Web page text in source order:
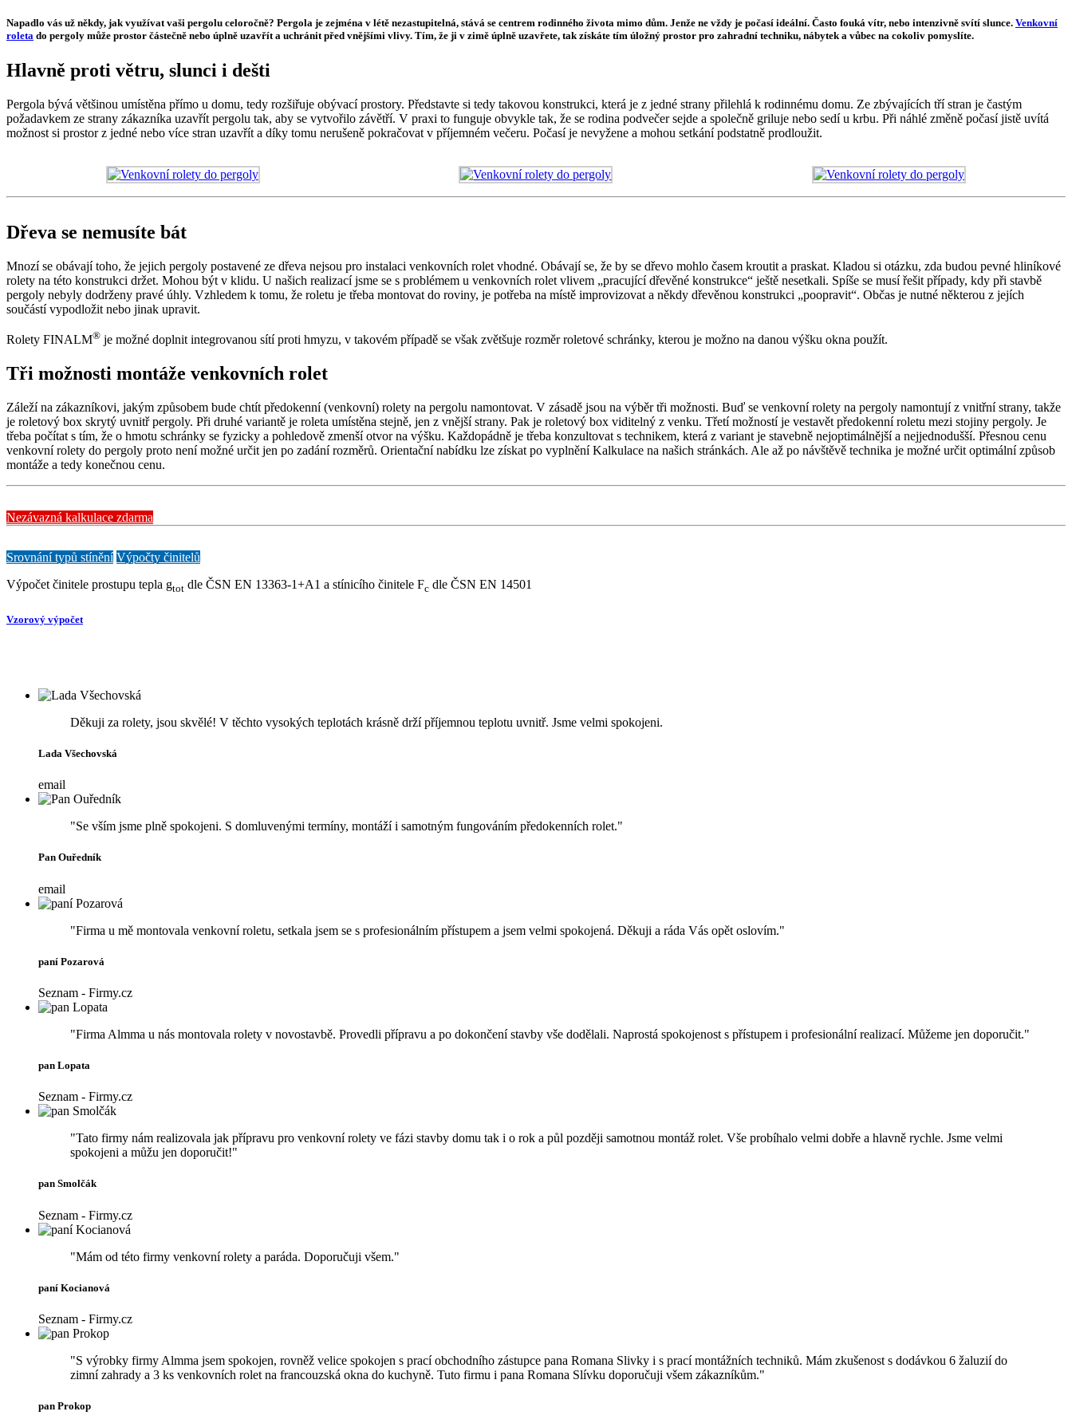
Napadlo vás už někdy, jak využívat vaši pergolu celoročně? Pergola je zejména v létě nezastupitelná, stává se centrem rodinného života mimo dům. Jenže ne vždy je počasí ideální. Často fouká vítr, nebo intenzivně svítí slunce. Venkovní
roleta do pergoly může prostor částečně nebo úplně uzavřít a uchránit před vnějšími vlivy. Tím, že ji v zimě úplně uzavřete, tak získáte tím úložný prostor pro zahradní techniku, nábytek a vůbec na cokoliv pomyslíte.
Hlavně proti větru, slunci i dešti
Pergola bývá většinou umístěna přímo u domu, tedy rozšiřuje obývací prostory. Představte si tedy takovou konstrukci, která je z jedné strany přilehlá k rodinnému domu. Ze zbývajících tří stran je častým
požadavkem ze strany zákazníka uzavřít pergolu tak, aby se vytvořilo závětří. V praxi to funguje obvykle tak, že se rodina podvečer sejde a společně griluje nebo sedí u krbu. Při náhlé změně počasí jistě uvítá
možnost si prostor z jedné nebo více stran uzavřít a díky tomu nerušeně pokračovat v příjemném večeru. Počasí je nevyžene a mohou setkání podstatně prodloužit.
Dřeva se nemusíte bát
Mnozí se obávají toho, že jejich pergoly postavené ze dřeva nejsou pro instalaci venkovních rolet vhodné. Obávají se, že by se dřevo mohlo časem kroutit a praskat. Kladou si otázku, zda budou pevné hliníkové
rolety na této konstrukci držet. Mohou být v klidu. U našich realizací jsme se s problémem u venkovních rolet vlivem „pracující dřevěné konstrukce“ ještě nesetkali. Spíše se musí řešit případy, kdy při stavbě
pergoly nebyly dodrženy pravé úhly. Vzhledem k tomu, že roletu je třeba montovat do roviny, je potřeba na místě improvizovat a někdy dřevěnou konstrukci „poopravit“. Občas je nutné některou z jejích
součástí vypodložit nebo jinak upravit.
Rolety FINALM® je možné doplnit integrovanou sítí proti hmyzu, v takovém případě se však zvětšuje rozměr roletové schránky, kterou je možno na danou výšku okna použít.
Tři možnosti montáže venkovních rolet
Záleží na zákazníkovi, jakým způsobem bude chtít předokenní (venkovní) rolety na pergolu namontovat. V zásadě jsou na výběr tři možnosti. Buď se venkovní rolety na pergoly namontují z vnitřní strany, takže
je roletový box skrytý uvnitř pergoly. Při druhé variantě je roleta umístěna stejně, jen z vnější strany. Pak je roletový box viditelný z venku. Třetí možností je vestavět předokenní roletu mezi stojiny pergoly. Je
třeba počítat s tím, že o hmotu schránky se fyzicky a pohledově zmenší otvor na výšku. Každopádně je třeba konzultovat s technikem, která z variant je stavebně nejoptimálnější a nejjednodušší. Přesnou cenu
venkovní rolety do pergoly proto není možné určit jen po zadání rozměrů. Orientační nabídku lze získat po vyplnění Kalkulace na našich stránkách. Ale až po návštěvě technika je možné určit optimální způsob
montáže a tedy konečnou cenu.
Nezávazná kalkulace zdarma
Srovnání typů stínění Výpočty činitelů
Výpočet činitele prostupu tepla gtot dle ČSN EN 13363-1+A1 a stínicího činitele Fc dle ČSN EN 14501
Vzorový výpočet
Děkuji za rolety, jsou skvělé! V těchto vysokých teplotách krásně drží příjemnou teplotu uvnitř. Jsme velmi spokojeni.
Lada Všechovská
email
"Se vším jsme plně spokojeni. S domluvenými termíny, montáží i samotným fungováním předokenních rolet."
Pan Ouředník
email
"Firma u mě montovala venkovní roletu, setkala jsem se s profesionálním přístupem a jsem velmi spokojená. Děkuji a ráda Vás opět oslovím."
paní Pozarová
Seznam - Firmy.cz
"Firma Almma u nás montovala rolety v novostavbě. Provedli přípravu a po dokončení stavby vše dodělali. Naprostá spokojenost s přístupem i profesionální realizací. Můžeme jen doporučit."
pan Lopata
Seznam - Firmy.cz
"Tato firmy nám realizovala jak přípravu pro venkovní rolety ve fázi stavby domu tak i o rok a půl později samotnou montáž rolet. Vše probíhalo velmi dobře a hlavně rychle. Jsme velmi
spokojeni a můžu jen doporučit!"
pan Smolčák
Seznam - Firmy.cz
"Mám od této firmy venkovní rolety a paráda. Doporučuji všem."
paní Kocianová
Seznam - Firmy.cz
"S výrobky firmy Almma jsem spokojen, rovněž velice spokojen s prací obchodního zástupce pana Romana Slivky i s prací montážních techniků. Mám zkušenost s dodávkou 6 žaluzií do
zimní zahrady a 3 ks venkovních rolet na francouzská okna do kuchyně. Tuto firmu i pana Romana Slívku doporučuji všem zákazníkům."
pan Prokop